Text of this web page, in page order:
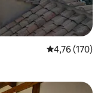
Gemiddelde
4,76 (170)